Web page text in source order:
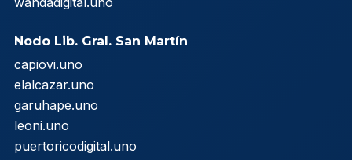
Nodo Lib. Gral. San Martín
capiovi.uno
elalcazar.uno
garuhape.uno
leoni.uno
puertoricodigital.uno